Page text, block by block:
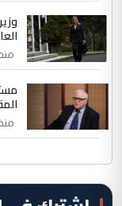
العالم
منذ 16 ساعة
منذ 16 ساعة